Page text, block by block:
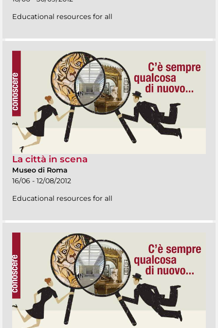
Educational resources for all
La città in scena
Museo di Roma
16/06 - 12/08/2012
Educational resources for all